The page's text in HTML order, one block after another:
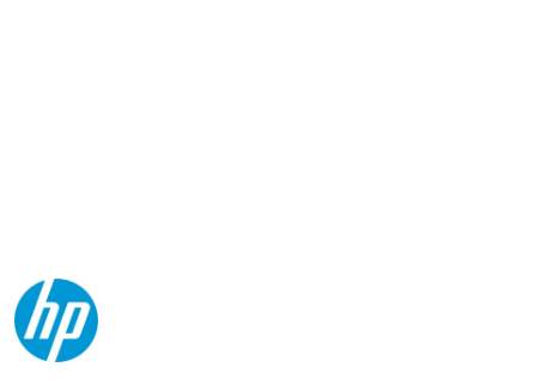
NAZWA
PRODUCENTA:
HP